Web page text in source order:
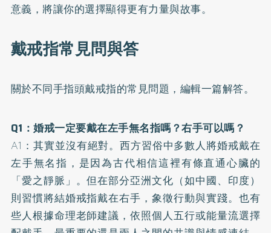
意義，將讓你的選擇顯得更有力量與故事。
戴戒指常見問與答
關於不同手指頭戴戒指的常見問題，編輯一篇解答。
Q1：婚戒一定要戴在左手無名指嗎？右手可以嗎？
A1：其實並沒有絕對。西方習俗中多數人將婚戒戴在
左手無名指，是因為古代相信這裡有條直通心臟的
「愛之靜脈」。但在部分亞洲文化（如中國、印度）
則習慣將結婚戒指戴在右手，象徵行動與實踐。也有
些人根據命理老師建議，依照個人五行或能量流選擇